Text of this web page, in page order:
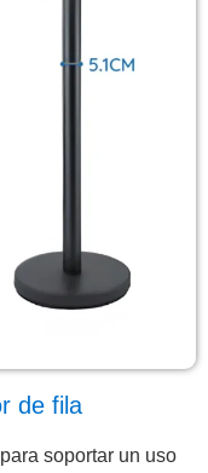
de fila
soportar un uso